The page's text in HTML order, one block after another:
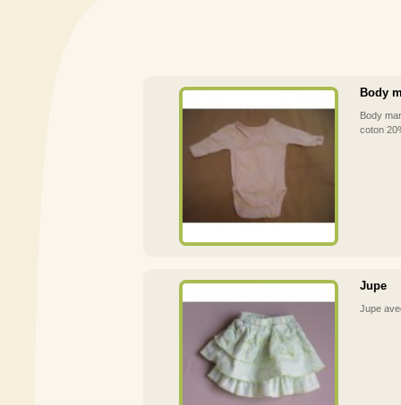
Body
Body
coton
Jupe
Jupe